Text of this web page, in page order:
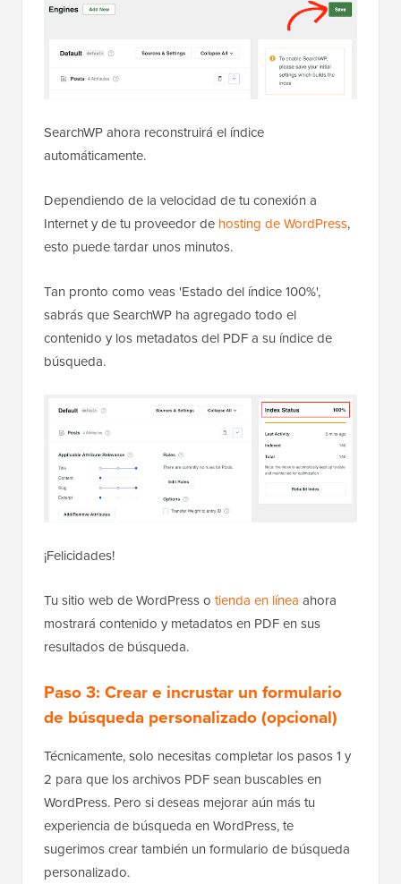
SearchWP ahora reconstruirá el índice
automáticamente.
Dependiendo de la velocidad de tu conexión a
Internet y de tu proveedor de hosting de WordPress,
esto puede tardar unos minutos.
Tan pronto como veas 'Estado del índice 100%',
sabrás que SearchWP ha agregado todo el
contenido y los metadatos del PDF a su índice de
búsqueda.
¡Felicidades!
Tu sitio web de WordPress o tienda en línea ahora
mostrará contenido y metadatos en PDF en sus
resultados de búsqueda.
Paso 3: Crear e incrustar un formulario
de búsqueda personalizado (opcional)
Técnicamente, solo necesitas completar los pasos 1 y
2 para que los archivos PDF sean buscables en
WordPress. Pero si deseas mejorar aún más tu
experiencia de búsqueda en WordPress, te
sugerimos crear también un formulario de búsqueda
personalizado.